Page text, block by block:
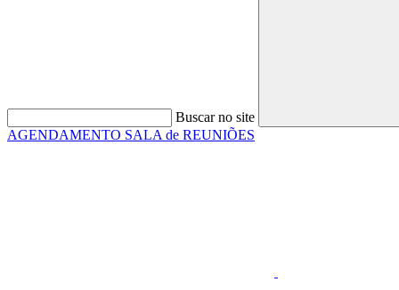
Buscar no site
AGENDAMENTO SALA de REUNIÕES